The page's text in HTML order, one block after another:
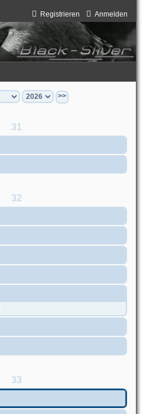
Anmelden
Registrieren
>>
31
32
33